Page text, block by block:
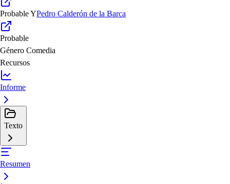
ProbableYPedro Calderón de la Barca
Probable
Género Comedia
Recursos
Informe
Texto
Resumen